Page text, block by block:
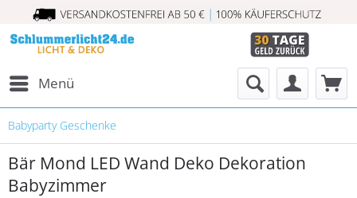
Menü
Babyparty Geschenke
Bär Mond LED Wand Deko Dekoration
Babyzimmer